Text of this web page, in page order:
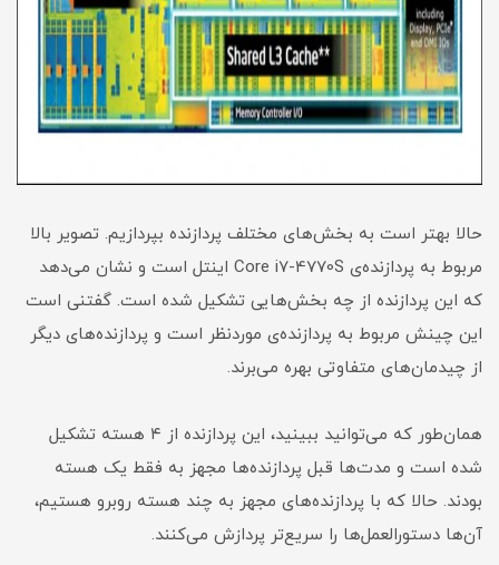
حالا بهتر است به بخش‌های مختلف پردازنده بپردازیم. تصویر بالا
مربوط به پردازنده‌ی Core i7-4770S اینتل است و نشان می‌دهد
که این پردازنده از چه بخش‌هایی تشکیل شده است. گفتنی است
این چینش مربوط به پردازنده‌ی موردنظر است و پردازنده‌های دیگر
از چیدمان‌های متفاوتی بهره می‌برند.
همان‌طور که می‌توانید ببینید، این پردازنده از ۴ هسته تشکیل
شده است و مدت‌ها قبل پردازنده‌ها مجهز به فقط یک هسته
بودند. حالا که با پردازنده‌های مجهز به چند هسته روبرو هستیم،
آن‌ها دستورالعمل‌ها را سریع‌تر پردازش می‌کنند.